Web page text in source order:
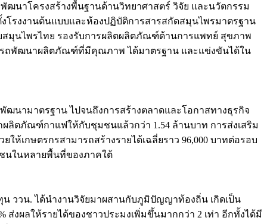
พัฒนาโครงสร้างพื้นฐานด้านวิทยาศาสตร์ วิจัย และนวัตกรรม
รงงานต้นแบบและห้องปฏิบัติการสารสกัดสมุนไพรมาตรฐาน
สมุนไพรไทย รองรับการผลิตผลิตภัณฑ์ด้านการแพทย์ สุขภาพ
รถพัฒนาผลิตภัณฑ์ที่มีคุณภาพ ได้มาตรฐาน และแข่งขันได้ใน
นามาตรฐาน ไปจนถึงการสร้างตลาดและโอกาสทางธุรกิจ
ผลิตภัณฑ์กาแฟให้กับชุมชนแล้วกว่า 1.54 ล้านบาท การส่งเสริม
ให้เกษตรกรสามารถสร้างรายได้เฉลี่ยราว 96,000 บาทต่อรอบ
นในหลายพื้นที่ของภาคใต้
ววน. ได้นำงานวิจัยมาผสานกับภูมิปัญญาท้องถิ่น เกิดเป็น
ผลให้รายได้ของชาวประมงเพิ่มขึ้นมากกว่า 2 เท่า อีกทั้งได้มี